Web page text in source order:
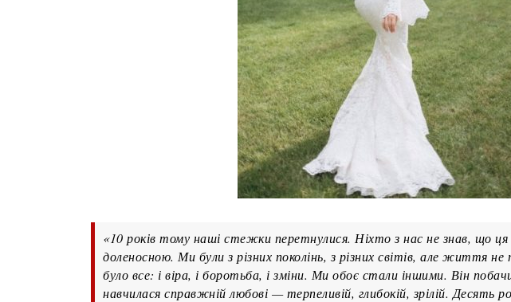
«10 років тому наші стежки перетнулися. Ніхто з нас не знав, що ця
доленосною. Ми були з різних поколінь, з різних світів, але життя
було все: і віра, і боротьба, і зміни. Ми обоє стали іншими. Він
навчилася справжній любові — терпеливій, глибокій, зрілій. Десять